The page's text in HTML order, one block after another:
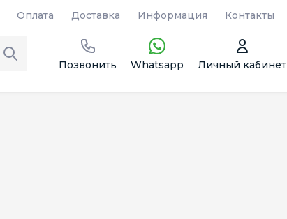
Оплата Доставка Информация Контакты
Позвонить Whatsapp Личный кабинет